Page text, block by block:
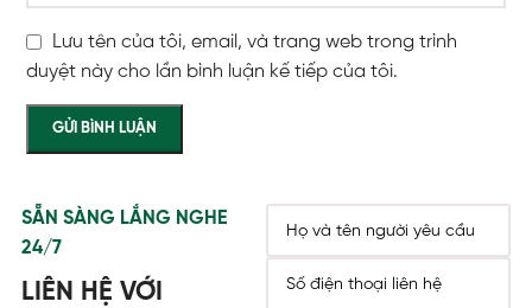
Lưu tên của tôi, email, và trang web trong trình
duyệt này cho lần bình luận kế tiếp của tôi.
SẴN SÀNG LẮNG NGHE
24/7
LIÊN HỆ VỚI